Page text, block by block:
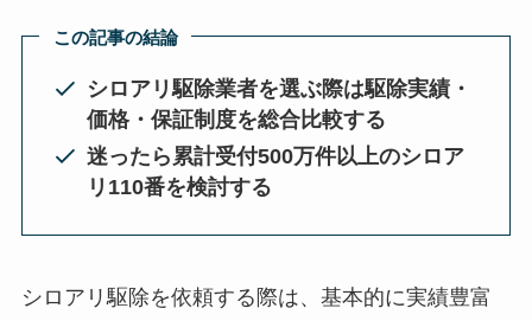
この記事の結論
シロアリ駆除業者を選ぶ際は駆除実績・
価格・保証制度を総合比較する
迷ったら累計受付500万件以上のシロア
リ110番を検討する
シロアリ駆除を依頼する際は、基本的に実績豊富